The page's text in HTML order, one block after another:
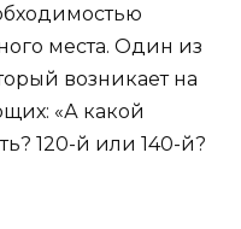
места. Один из
возникает на
«А какой
120-й или 140-й?